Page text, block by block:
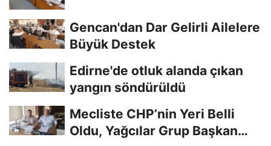
Gencan'dan Dar Gelirli Ailelere
Büyük Destek
Edirne'de otluk alanda çıkan
yangın söndürüldü
Mecliste CHP’nin Yeri Belli
Oldu, Yağcılar Grup Başkan